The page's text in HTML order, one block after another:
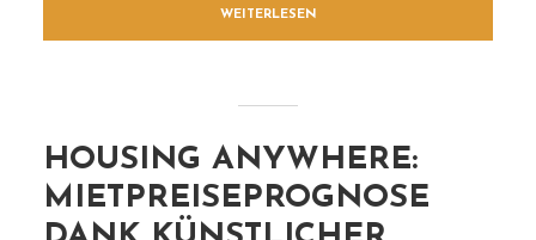
WEITERLESEN
HOUSING ANYWHERE:
MIETPREISEPROGNOSE